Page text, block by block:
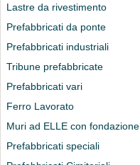
Lastre da rivestimento
Prefabbricati da ponte
Prefabbricati industriali
Tribune prefabbricate
Prefabbricati vari
Ferro Lavorato
Muri ad ELLE con fondazione
Prefabbricati speciali